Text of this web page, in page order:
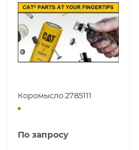
Коромысло 2785111
По запросу